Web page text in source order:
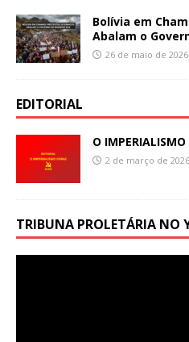
Bolívia em
Abalam o
26 de maio de 2026
EDITORIAL
O IMPERIALISMO
2 de março de 2026
TRIBUNA PROLETÁRIA NO